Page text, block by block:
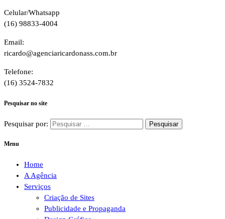
Celular/Whatsapp
(16) 98833-4004
Email:
ricardo@agenciaricardonass.com.br
Telefone:
(16) 3524-7832
Pesquisar no site
Pesquisar por:
Menu
Home
A Agência
Serviços
Criação de Sites
Publicidade e Propaganda